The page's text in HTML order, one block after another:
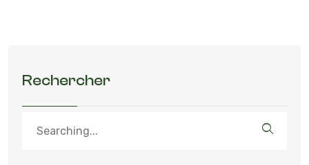
Rechercher